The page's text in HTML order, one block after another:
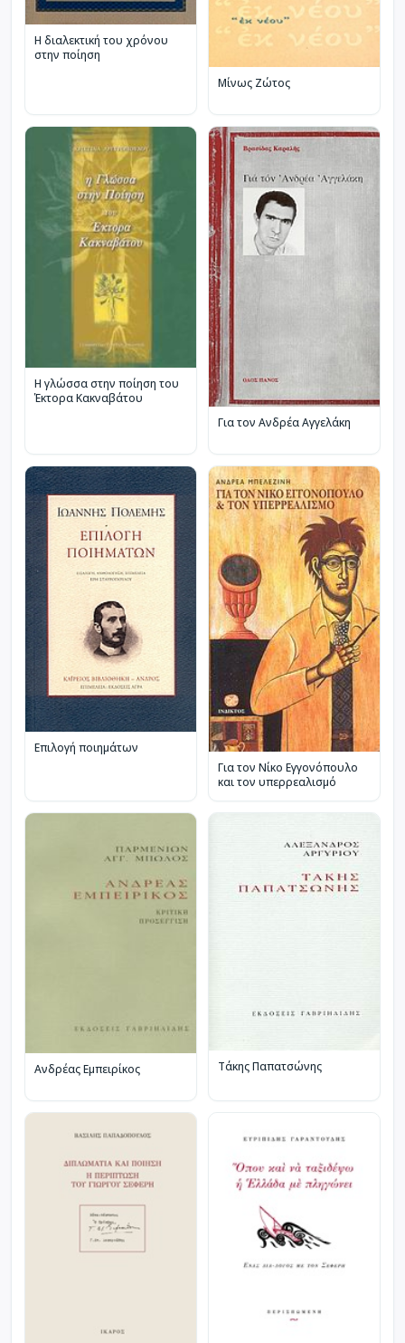
Η διαλεκτική του χρόνου
στην ποίηση
Μίνως Ζώτος
Η γλώσσα στην ποίηση του
Έκτορα Κακναβάτου
Για τον Ανδρέα Αγγελάκη
Επιλογή ποιημάτων
Για τον Νίκο Εγγονόπουλο
και τον υπερρεαλισμό
Ανδρέας Εμπειρίκος Τάκης Παπατσώνης